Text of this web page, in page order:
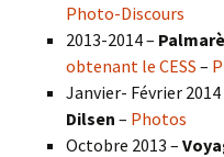
Photo-Discours
2013-2014 –
obtenant le CESS –
Janvier- Février 2014
Dilsen – Photos
Octobre 2013 –